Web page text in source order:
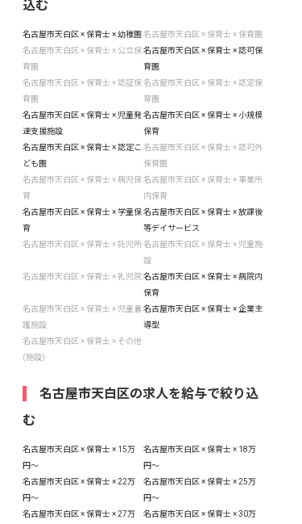
込む
名古屋市天白区 × 保育士 × 幼稚園 名古屋市天白区 × 保育士 × 保育園
名古屋市天白区 × 保育士 × 公立保
育園
名古屋市天白区 × 保育士 × 認可保
育園
名古屋市天白区 × 保育士 × 認証保
育園
名古屋市天白区 × 保育士 × 認定保
育園
名古屋市天白区 × 保育士 × 児童発
達支援施設
名古屋市天白区 × 保育士 × 小規模
保育
名古屋市天白区 × 保育士 × 認定こ
ども園
名古屋市天白区 × 保育士 × 認可外
保育園
名古屋市天白区 × 保育士 × 病児保
育
名古屋市天白区 × 保育士 × 事業所
内保育
名古屋市天白区 × 保育士 × 学童保
育
名古屋市天白区 × 保育士 × 放課後
等デイサービス
名古屋市天白区 × 保育士 × 託児所名古屋市天白区 × 保育士 × 児童施
設
名古屋市天白区 × 保育士 × 乳児院名古屋市天白区 × 保育士 × 病院内
保育
名古屋市天白区 × 保育士 × 児童養
護施設
名古屋市天白区 × 保育士 × 企業主
導型
名古屋市天白区 × 保育士 × その他
(施設)
名古屋市天白区の求人を給与で絞り込
む
名古屋市天白区 × 保育士 × 15万
円〜
名古屋市天白区 × 保育士 × 18万
円〜
名古屋市天白区 × 保育士 × 22万
円〜
名古屋市天白区 × 保育士 × 25万
円〜
名古屋市天白区 × 保育士 × 27万
名古屋市天白区 × 保育士 × 30万